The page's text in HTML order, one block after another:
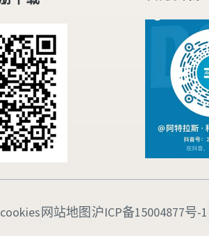
网站地图 沪ICP备15004877号-1